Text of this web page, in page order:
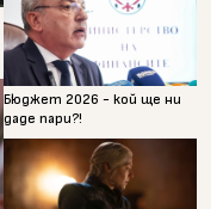
Бюджет 2026 - кой ще ни
даде пари?!